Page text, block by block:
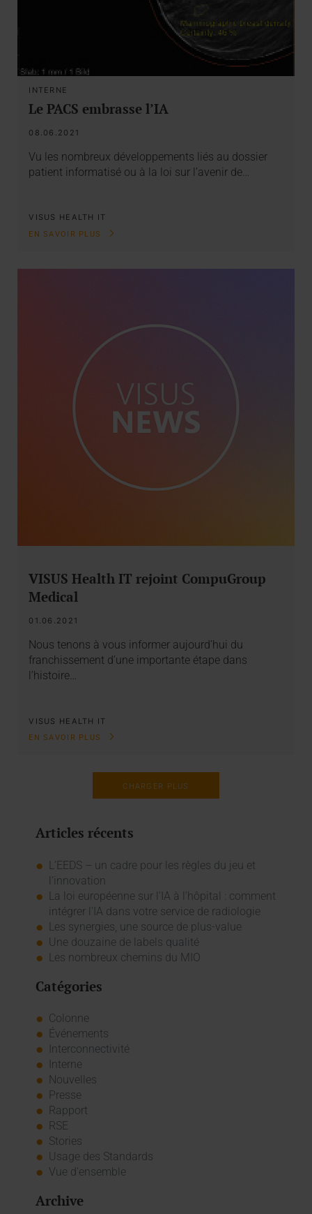
INTERNE
Le PACS embrasse l’IA
08.06.2021
Vu les nombreux développements liés au dossier
patient informatisé ou à la loi sur l’avenir de…
VISUS HEALTH IT
EN SAVOIR PLUS
VISUS Health IT rejoint CompuGroup
Medical
01.06.2021
Nous tenons à vous informer aujourd’hui du
franchissement d’une importante étape dans
l’histoire…
VISUS HEALTH IT
EN SAVOIR PLUS
CHARGER PLUS
Articles récents
L’EEDS – un cadre pour les règles du jeu et
l’innovation
La loi européenne sur l'IA à l'hôpital : comment
intégrer l'IA dans votre service de radiologie
Les synergies, une source de plus-value
Une douzaine de labels qualité
Les nombreux chemins du MIO
Catégories
Colonne
Événements
Interconnectivité
Interne
Nouvelles
Presse
Rapport
RSE
Stories
Usage des Standards
Vue d'ensemble
Archive